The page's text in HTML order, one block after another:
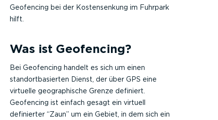
Geofencing bei der Kostensenkung im Fuhrpark
hilft.
Was ist Geofencing?
Bei Geofencing handelt es sich um einen
standortbasierten Dienst, der über GPS eine
virtuelle geographische Grenze definiert.
Geofencing ist einfach gesagt ein virtuell
definierter “Zaun” um ein Gebiet, in dem sich ein